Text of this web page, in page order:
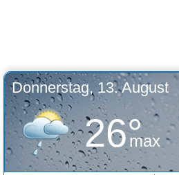
Donnerstag, 13. August
26°
max